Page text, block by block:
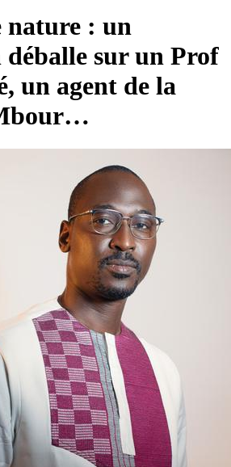
nature : un
sur un Prof
un agent de la